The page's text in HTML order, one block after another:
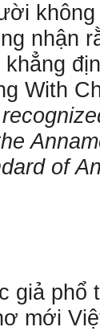
nhận
With
of
giả phổ
mới